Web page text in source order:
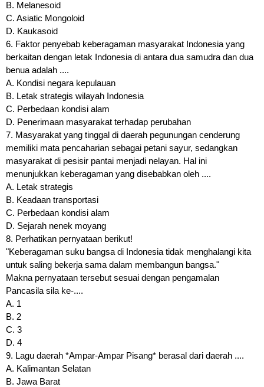
B. Melanesoid
C. Asiatic Mongoloid
D. Kaukasoid
6. Faktor penyebab keberagaman masyarakat Indonesia yang
berkaitan dengan letak Indonesia di antara dua samudra dan dua
benua adalah ....
A. Kondisi negara kepulauan
B. Letak strategis wilayah Indonesia
C. Perbedaan kondisi alam
D. Penerimaan masyarakat terhadap perubahan
7. Masyarakat yang tinggal di daerah pegunungan cenderung
memiliki mata pencaharian sebagai petani sayur, sedangkan
masyarakat di pesisir pantai menjadi nelayan. Hal ini
menunjukkan keberagaman yang disebabkan oleh ....
A. Letak strategis
B. Keadaan transportasi
C. Perbedaan kondisi alam
D. Sejarah nenek moyang
8. Perhatikan pernyataan berikut!
"Keberagaman suku bangsa di Indonesia tidak menghalangi kita
untuk saling bekerja sama dalam membangun bangsa."
Makna pernyataan tersebut sesuai dengan pengamalan
Pancasila sila ke-....
A. 1
B. 2
C. 3
D. 4
9. Lagu daerah *Ampar-Ampar Pisang* berasal dari daerah ....
A. Kalimantan Selatan
B. Jawa Barat